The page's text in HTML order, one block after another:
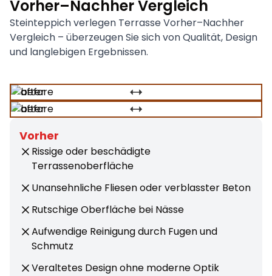
Vorher–Nachher Vergleich
Steinteppich verlegen Terrasse Vorher–Nachher
Vergleich – überzeugen Sie sich von Qualität, Design
und langlebigen Ergebnissen.
Vorher
Rissige oder beschädigte
Terrassenoberfläche
Unansehnliche Fliesen oder verblasster Beton
Rutschige Oberfläche bei Nässe
Aufwendige Reinigung durch Fugen und
Schmutz
Veraltetes Design ohne moderne Optik